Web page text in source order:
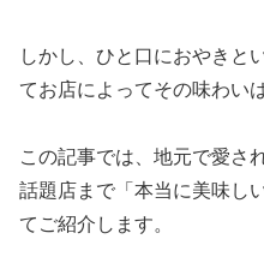
しかし、ひと口におやきと
てお店によってその味わい
この記事では、地元で愛さ
話題店まで「本当に美味し
てご紹介します。